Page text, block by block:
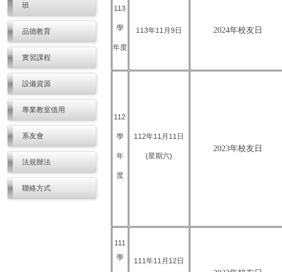
班
品德教育
實習課程
設備資源
專業教室借用
系友會
法規辦法
聯絡方式
113
學
年度
113年11月9日 2024年校友日
112
學
年
度
112年11月11日
(星期六)
2023年校友日
111
學 111年11月12日